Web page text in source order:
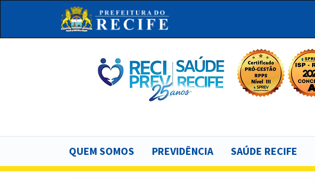
Buscar
Main
navigation
QUEM SOMOS PREVIDÊNCIA SAÚDE RECIFE